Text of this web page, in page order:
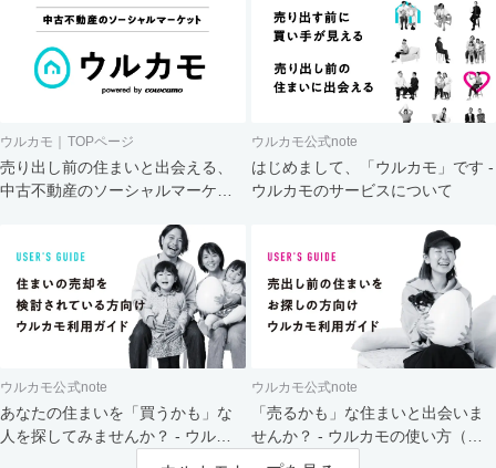
ウルカモ｜TOPページ
売り出し前の住まいと出会える、
中古不動産のソーシャルマーケッ
ウルカモ公式note
はじめまして、「ウルカモ」です -
ウルカモのサービスについて
ウルカモ公式note
あなたの住まいを「買うかも」な
人を探してみませんか？ - ウルカ
ウルカモ公式note
「売るかも」な住まいと出会いま
せんか？ - ウルカモの使い方（買
主さま向け）